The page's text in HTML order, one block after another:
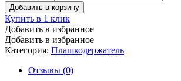
Добавить в корзину
Купить в 1 клик
Добавить в избранное
Добавить в избранное
Категория: Плашкодержатель
Отзывы (0)